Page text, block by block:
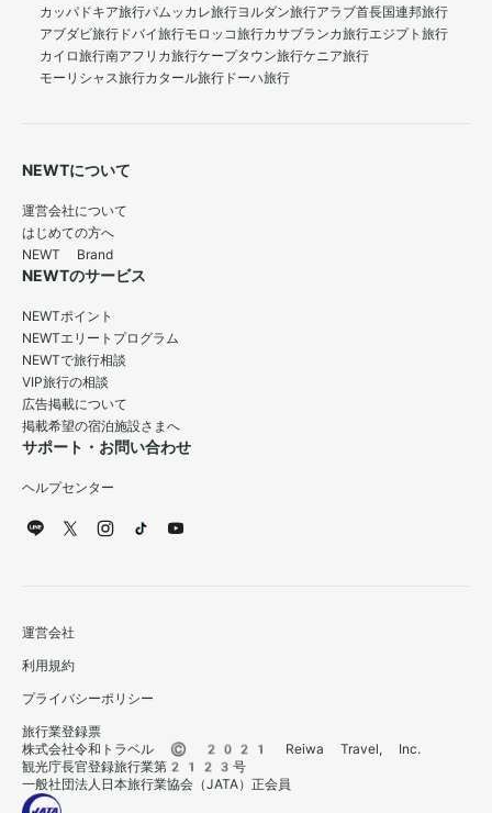
カッパドキア旅行パムッカレ旅行ヨルダン旅行アラブ首長国連邦旅行
アブダビ旅行 ドバイ旅行モロッコ旅行カサブランカ旅行エジプト旅行
カイロ旅行南アフリカ旅行ケープタウン旅行ケニア旅行
モーリシャス旅行カタール旅行 ドーハ旅行
NEWTについて
運営会社について
はじめての方へ
NEWT Brand
NEWTのサービス
NEWTポイント
NEWTエリートプログラム
NEWTで旅行相談
VIP旅行の相談
広告掲載について
掲載希望の宿泊施設さまへ
サポート・お問い合わせ
ヘルプセンター
運営会社
利用規約
プライバシーポリシー
旅行業登録票
株式会社令和トラベル © 2021 Reiwa Travel, Inc.
観光庁長官登録旅行業第2123号
一般社団法人日本旅行業協会（JATA）正会員